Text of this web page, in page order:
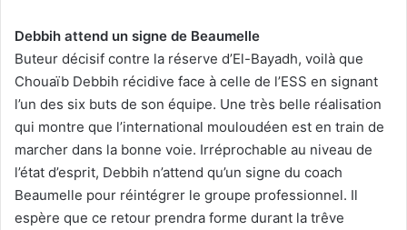
Debbih attend un signe de Beaumelle
Buteur décisif contre la réserve d’El-Bayadh, voilà que
Chouaïb Debbih récidive face à celle de l’ESS en signant
l’un des six buts de son équipe. Une très belle réalisation
qui montre que l’international mouloudéen est en train de
marcher dans la bonne voie. Irréprochable au niveau de
l’état d’esprit, Debbih n’attend qu’un signe du coach
Beaumelle pour réintégrer le groupe professionnel. Il
espère que ce retour prendra forme durant la trêve